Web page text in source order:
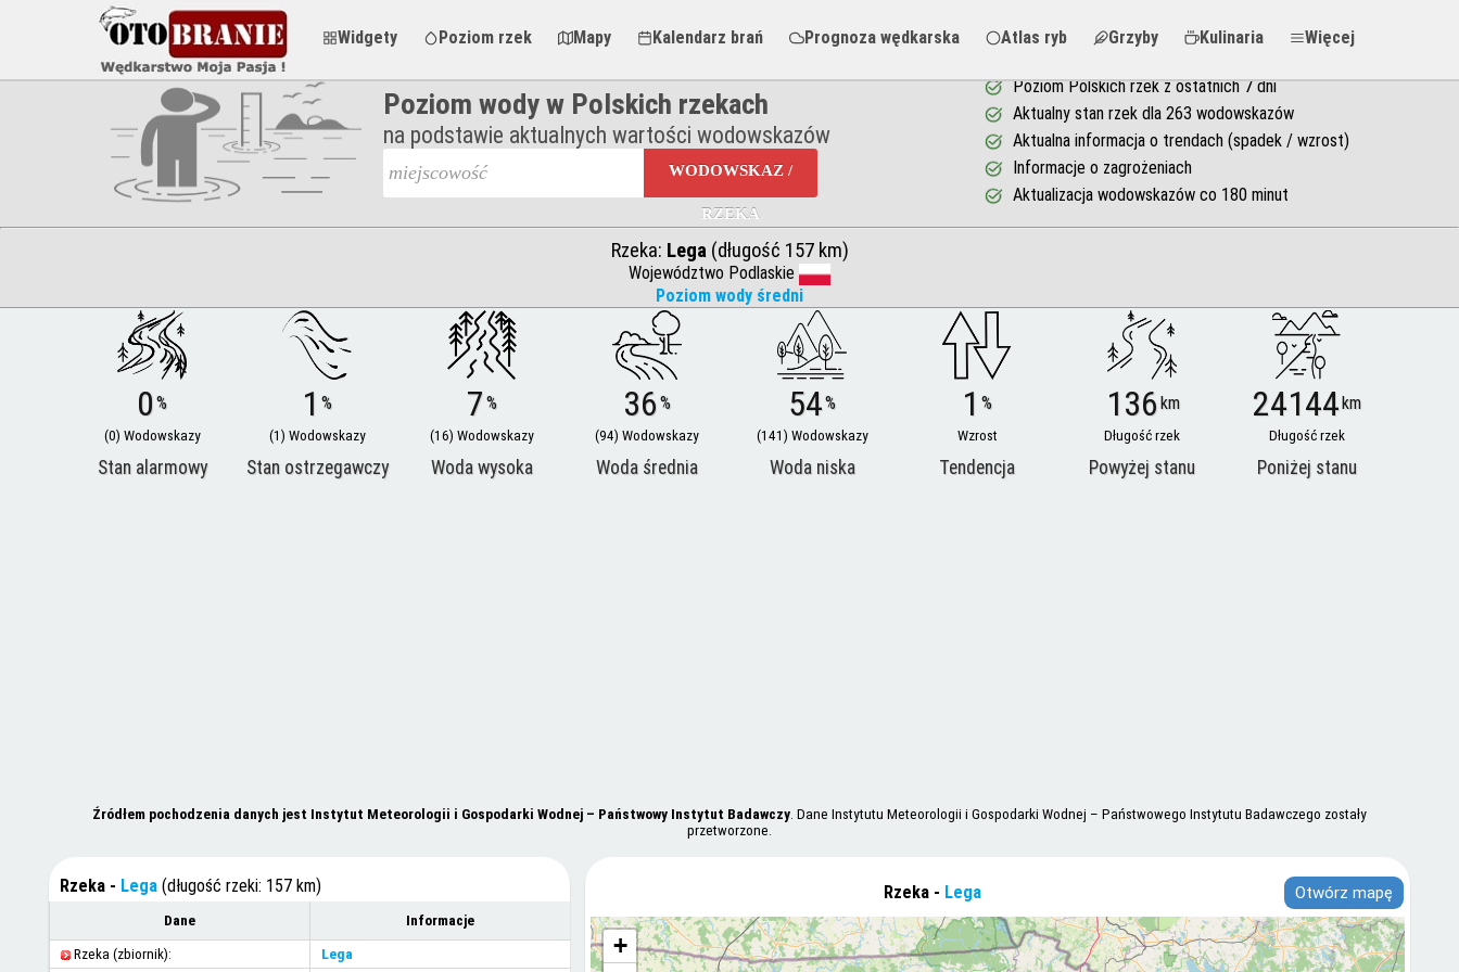
Widgety Poziom rzek Mapy Kalendarz brań Prognoza wędkarska Atlas ryb Grzyby Kulinaria Więcej
Poziom wody w Polskich rzekach
na podstawie aktualnych wartości wodowskazów
WODOWSKAZ /
RZEKA
Poziom Polskich rzek z ostatnich 7 dni
Aktualny stan rzek dla 263 wodowskazów
Aktualna informacja o trendach (spadek / wzrost)
Informacje o zagrożeniach
Aktualizacja wodowskazów co 180 minut
Rzeka: Lega(długość 157 km)
Województwo Podlaskie
Poziom wody średni
0%
(0) Wodowskazy
Stan alarmowy
1 %
(1) Wodowskazy
Stan ostrzegawczy
7%
(16) Wodowskazy
Woda wysoka
36%
(94) Wodowskazy
Woda średnia
54%
(141) Wodowskazy
Woda niska
1 %
Wzrost
Tendencja
136km
Długość rzek
Powyżej stanu
24144km
Długość rzek
Poniżej stanu
Źródłem pochodzenia danych jest Instytut Meteorologii i Gospodarki Wodnej – Państwowy Instytut Badawczy. Dane Instytutu Meteorologii i Gospodarki Wodnej – Państwowego Instytutu Badawczego zostały
przetworzone.
Rzeka - Lega (długość rzeki: 157 km)
Dane Informacje
Rzeka (zbiornik): Lega
Rzeka - Lega Otwórz mapę
+